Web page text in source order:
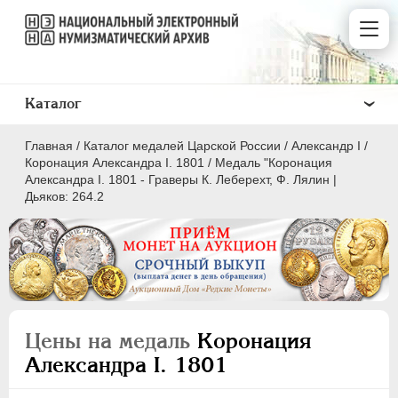
Главная / Каталог медалей Царской России / Александр I /
Коронация Александра I. 1801 / Медаль "Коронация
Александра I. 1801 - Граверы К. Леберехт, Ф. Лялин |
Дьяков: 264.2
Цены на медаль Коронация
Александра I. 1801
Каталог
ВСЕ
ПEТР I 1699-1725
ПЕТР II
АННА ИОАННОВНА
1730-1740
ИОАНН АНТОНОВИЧ